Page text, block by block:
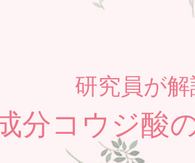
研究員が解
分コウジ酸